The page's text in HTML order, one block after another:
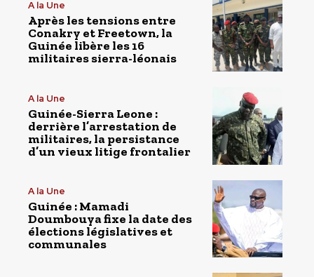
A la Une
Après les tensions entre
Conakry et Freetown, la
Guinée libère les 16
militaires sierra-léonais
A la Une
Guinée-Sierra Leone :
derrière l’arrestation de
militaires, la persistance
d’un vieux litige frontalier
A la Une
Guinée : Mamadi
Doumbouya fixe la date des
élections législatives et
communales